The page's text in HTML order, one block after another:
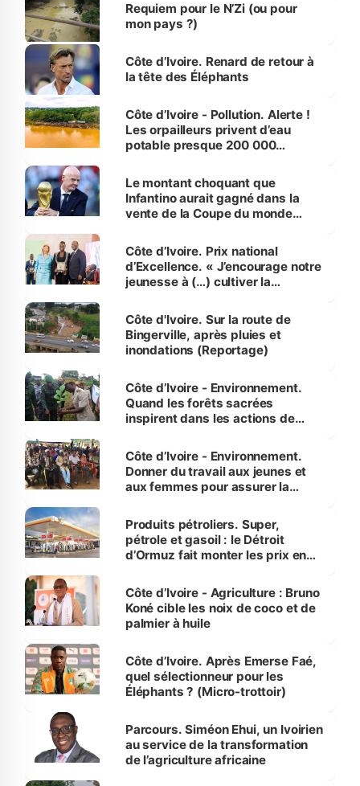
Requiem pour le N’Zi (ou pour
mon pays ?)
Côte d’Ivoire. Renard de retour à
la tête des Éléphants
Côte d’Ivoire - Pollution. Alerte !
Les orpailleurs privent d’eau
potable presque 200 000
Le montant choquant que
Infantino aurait gagné dans la
vente de la Coupe du monde
Côte d’Ivoire. Prix national
d’Excellence. « J’encourage notre
jeunesse à (…) cultiver la
(Alassane Ouattara
Côte d'Ivoire. Sur la route de
Bingerville, après pluies et
inondations (Reportage)
Côte d’Ivoire - Environnement.
Quand les forêts sacrées
inspirent dans les actions de
Côte d’Ivoire - Environnement.
Donner du travail aux jeunes et
aux femmes pour assurer la
menacées
Produits pétroliers. Super,
pétrole et gasoil : le Détroit
d’Ormuz fait monter les prix en
Côte d’Ivoire - Agriculture : Bruno
Koné cible les noix de coco et de
palmier à huile
Côte d’Ivoire. Après Emerse Faé,
quel sélectionneur pour les
Éléphants ? (Micro-trottoir)
Parcours. Siméon Ehui, un Ivoirien
au service de la transformation
de l’agriculture africaine